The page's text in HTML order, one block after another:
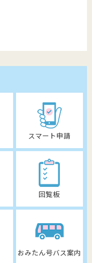
スマート申請
回覧板
おみたん号バス案内